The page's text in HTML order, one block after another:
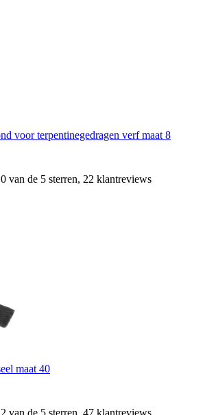
voor terpentinegedragen verf maat 8
van de 5 sterren, 22 klantreviews
maat 40
van de 5 sterren, 47 klantreviews